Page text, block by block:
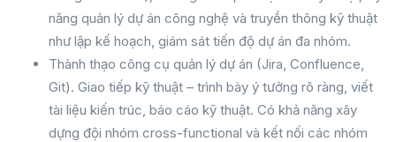
năng quản lý dự án công nghệ và truyền thông kỹ thuật
như lập kế hoạch, giám sát tiến độ dự án đa nhóm.
Thành thạo công cụ quản lý dự án (Jira, Confluence,
Git). Giao tiếp kỹ thuật – trình bày ý tưởng rõ ràng, viết
tài liệu kiến trúc, báo cáo kỹ thuật. Có khả năng xây
dựng đội nhóm cross-functional và kết nối các nhóm